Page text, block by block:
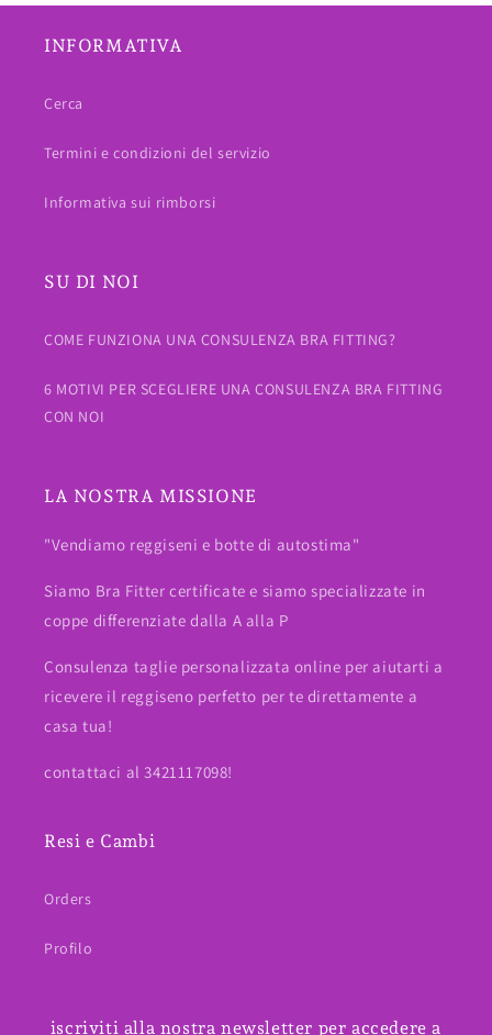
INFORMATIVA
Cerca
Termini e condizioni del servizio
Informativa sui rimborsi
SU DI NOI
COME FUNZIONA UNA CONSULENZA BRA FITTING?
6 MOTIVI PER SCEGLIERE UNA CONSULENZA BRA FITTING
CON NOI
LA NOSTRA MISSIONE
"Vendiamo reggiseni e botte di autostima"
Siamo Bra Fitter certificate e siamo specializzate in
coppe differenziate dalla A alla P
Consulenza taglie personalizzata online per aiutarti a
ricevere il reggiseno perfetto per te direttamente a
casa tua!
contattaci al 3421117098!
Resi e Cambi
Orders
Profilo
iscriviti alla nostra newsletter per accedere a